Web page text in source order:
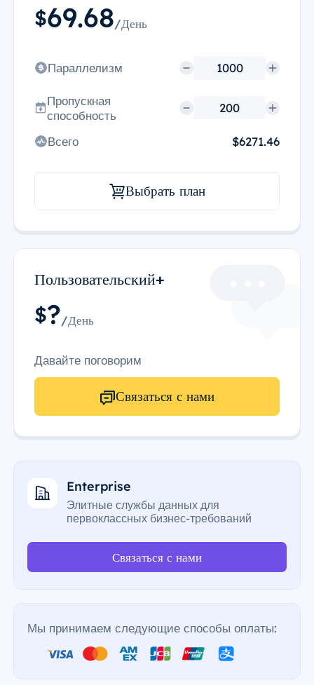
$69.68/День
Параллелизм
Пропускная
способность
Всего
$6271.46
Выбрать план
Пользовательский+
$?/День
Давайте поговорим
Связаться с нами
Enterprise
Элитные службы данных для
первоклассных бизнес-требований
Связаться с нами
Мы принимаем следующие способы оплаты: